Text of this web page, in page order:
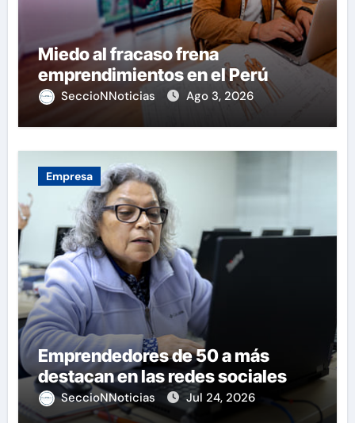
Miedo al fracaso frena
emprendimientos en el Perú
SeccioNNoticias Ago 3, 2026
Empresa
Emprendedores de 50 a más
destacan en las redes sociales
SeccioNNoticias Jul 24, 2026